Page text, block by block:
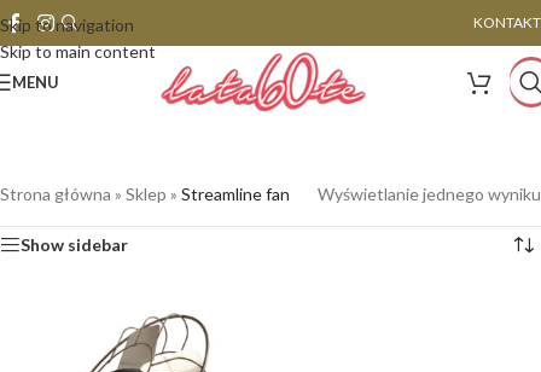
Skip to navigation
Skip to main content
KONTAKT
MENU
Strona główna » Sklep » Streamline fan Wyświetlanie jednego wyniku
Show sidebar